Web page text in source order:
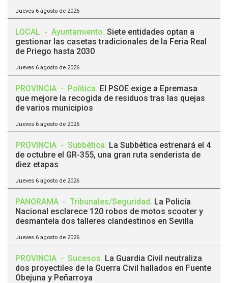
Jueves 6 agosto de 2026
LOCAL - Ayuntamiento. Siete entidades optan a
gestionar las casetas tradicionales de la Feria Real
de Priego hasta 2030
Jueves 6 agosto de 2026
PROVINCIA - Política. El PSOE exige a Epremasa
que mejore la recogida de residuos tras las quejas
de varios municipios
Jueves 6 agosto de 2026
PROVINCIA - Subbética. La Subbética estrenará el 4
de octubre el GR-355, una gran ruta senderista de
diez etapas
Jueves 6 agosto de 2026
PANORAMA - Tribunales/Seguridad. La Policía
Nacional esclarece 120 robos de motos scooter y
desmantela dos talleres clandestinos en Sevilla
Jueves 6 agosto de 2026
PROVINCIA - Sucesos. La Guardia Civil neutraliza
dos proyectiles de la Guerra Civil hallados en Fuente
Obejuna y Peñarroya